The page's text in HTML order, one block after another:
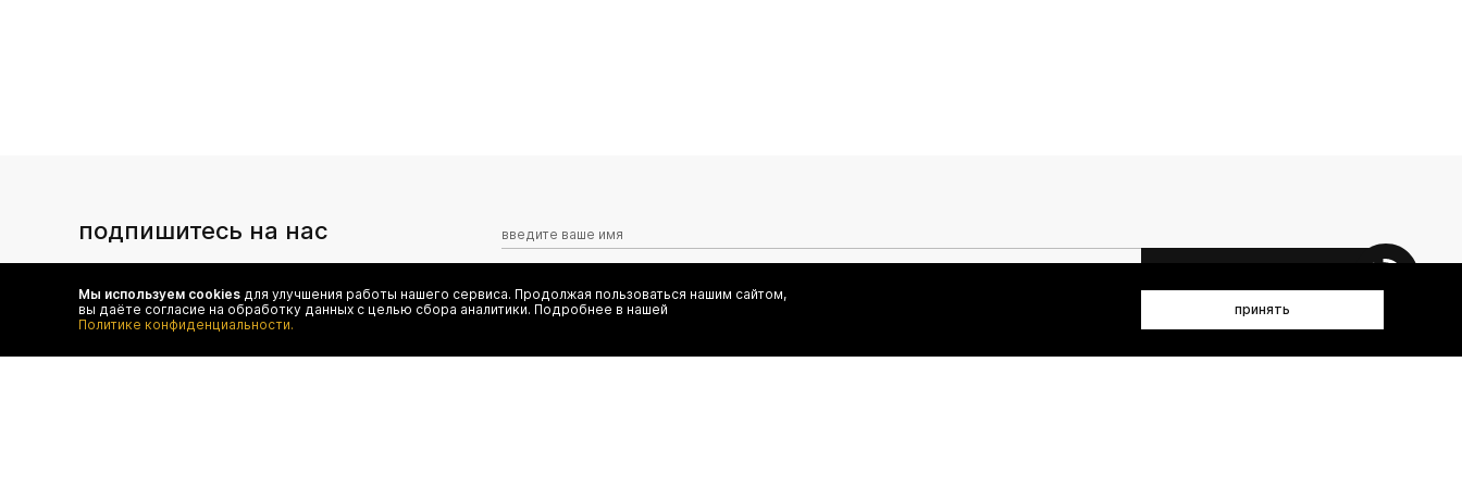
подпишитесь на нас
и специальным предложениям authentica.love
Я даю согласие на сбор, обработку и хранение моих персональных данных (имя, email, телефон) для получения рекламных и
Политикой конфиденциальности
Мы используем cookies для улучшения работы нашего сервиса. Продолжая пользоваться нашим сайтом,
вы даёте согласие на обработку данных с целью сбора аналитики. Подробнее в нашей
Политике конфиденциальности.
принять